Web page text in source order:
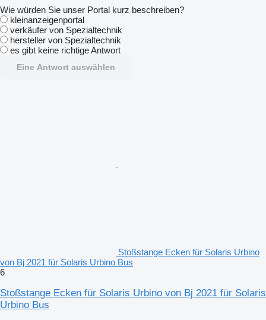
Wie würden Sie unser Portal kurz beschreiben?
kleinanzeigenportal
verkäufer von Spezialtechnik
hersteller von Spezialtechnik
es gibt keine richtige Antwort
Eine Antwort auswählen
Stoßstange Ecken für Solaris Urbino
von Bj 2021 für Solaris Urbino Bus
6
Stoßstange Ecken für Solaris Urbino von Bj 2021 für Solaris
Urbino Bus